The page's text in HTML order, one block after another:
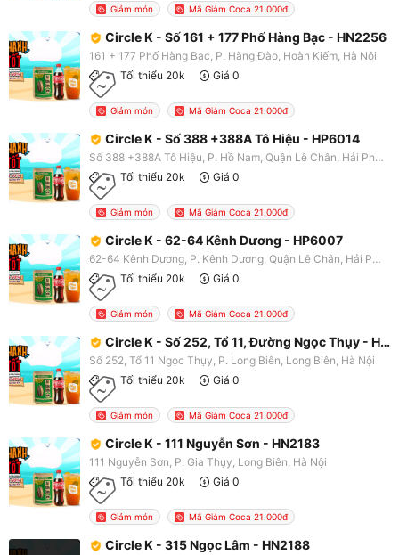
Giảm món Mã Giảm Coca 21.000đ
Circle K - Số 161 + 177 Phố Hàng Bạc - HN2256
161 + 177 Phố Hàng Bạc, P. Hàng Đào, Hoàn Kiếm, Hà Nội
Tối thiểu 20k
Giá 0
Giảm món Mã Giảm Coca 21.000đ
Circle K - Số 388 +388A Tô Hiệu - HP6014
Số 388 +388A Tô Hiệu, P. Hồ Nam, Quận Lê Chân, Hải Phòng
Tối thiểu 20k
Giá 0
Giảm món Mã Giảm Coca 21.000đ
Circle K - 62-64 Kênh Dương - HP6007
62-64 Kênh Dương, P. Kênh Dương, Quận Lê Chân, Hải Phòng
Tối thiểu 20k
Giá 0
Giảm món Mã Giảm Coca 21.000đ
Circle K - Số 252, Tổ 11, Đường Ngọc Thụy - HN2185
Số 252, Tổ 11 Ngọc Thụy, P. Long Biên, Long Biên, Hà Nội
Tối thiểu 20k
Giá 0
Giảm món Mã Giảm Coca 21.000đ
Circle K - 111 Nguyễn Sơn - HN2183
111 Nguyễn Sơn, P. Gia Thụy, Long Biên, Hà Nội
Tối thiểu 20k
Giá 0
Giảm món Mã Giảm Coca 21.000đ
Circle K - 315 Ngọc Lâm - HN2188